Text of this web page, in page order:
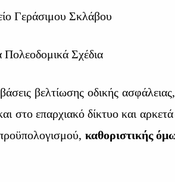
Γεράσιμου Σκλάβου
Πολεοδομικά Σχέδια
βελτίωσης οδικής
στο επαρχιακό δίκτυο και
καθοριστικής